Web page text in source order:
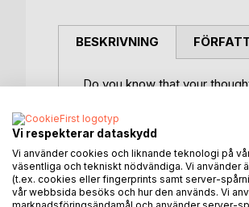
BESKRIVNING
Do you know that your
Your thoughts are energies,
With the energies you send
The book you're holding
life.
Vi respekterar dataskydd
Vi använder cookies och liknande teknologi på
väsentliga och tekniskt nödvändiga. Vi använder
(t.ex. cookies eller fingerprints samt server-
vår webbsida besöks och hur den används. Vi